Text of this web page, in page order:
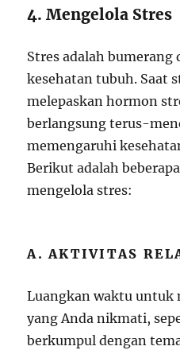
4. Mengelola Stres
Stres adalah bumerang
kesehatan tubuh. Saat
melepaskan hormon
berlangsung terus-
memengaruhi
Berikut adalah
mengelola stres:
A. AKTIVITAS
Luangkan waktu untuk
yang Anda nikmati,
berkumpul dengan